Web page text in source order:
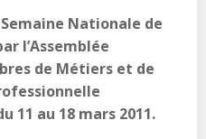
Nationale de
l’Assemblée
de Métiers et de
11 au 18 mars 2011.